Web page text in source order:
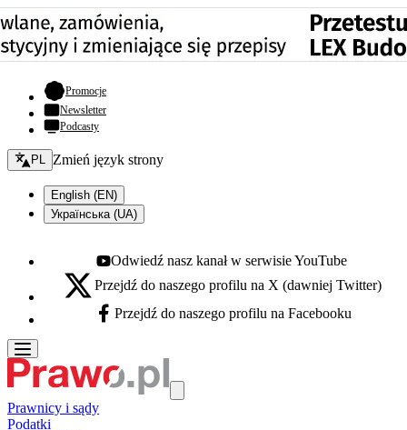
Promocje- otwiera się w nowej karcie
Newsletter
Podcasty
Zmień język - bieżący:
PL Zmień język strony
English (EN)
Українська (UA)
Youtube - otwiera się w nowej karcie
Odwiedź nasz kanał w serwisie YouTube
X - otwiera się w nowej karcie
Przejdź do naszego profilu na X (dawniej Twitter)
Facebook - otwiera się w nowej karcie
Przejdź do naszego profilu na Facebooku
Prawnicy i sądy
Podatki